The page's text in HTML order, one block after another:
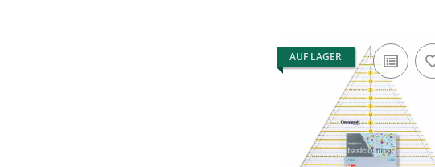
AUF LAGER